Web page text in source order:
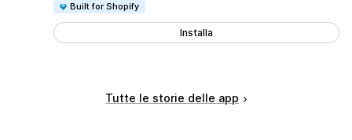
Built for Shopify
Installa
Tutte le storie delle app